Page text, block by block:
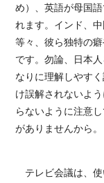
め）、英語が母国
れます。インド、
等々、彼ら独特の
です。勿論、日本
なりに理解しやす
け誤解されないよ
らないように注意
がありませんから。
テレビ会議は、使